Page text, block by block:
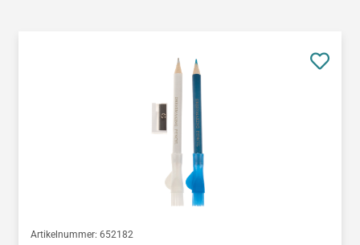
Artikelnummer: 652182